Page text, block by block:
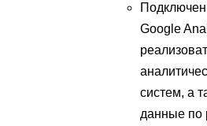
Google
систем, а
данные по